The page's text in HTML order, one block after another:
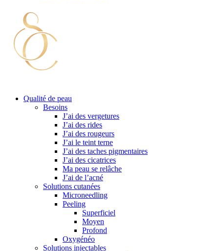
Qualité de peau
Besoins
J’ai des vergetures
J’ai des rides
J’ai des rougeurs
J’ai le teint terne
J’ai des taches pigmentaires
J’ai des cicatrices
Ma peau se relâche
J’ai de l’acné
Solutions cutanées
Microneedling
Peeling
Superficiel
Moyen
Profond
Oxygénéo
Solutions injectables